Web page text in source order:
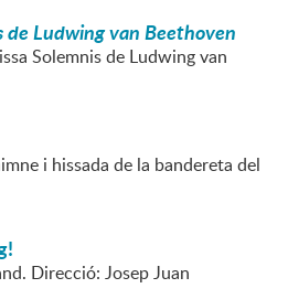
de Ludwing van Beethoven
Solemnis de Ludwing van
i hissada de la bandereta del
Direcció: Josep Juan